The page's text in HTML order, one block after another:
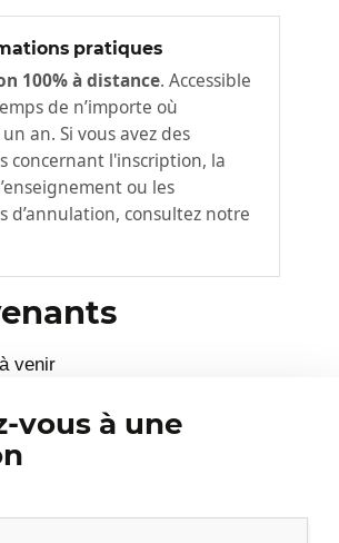
de cours numérique.
– Valorisez votre profil
votre image,
et votre
pratiques
100% à distance. Accessible
de n’importe où
an. Si vous avez des
concernant l'inscription, la
ou les
d’annulation, consultez notre
venir
vous à une